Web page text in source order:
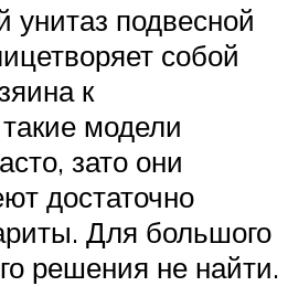
унитаз подвесной
собой
к
модели
зато они
достаточно
Для большого
решения не найти.